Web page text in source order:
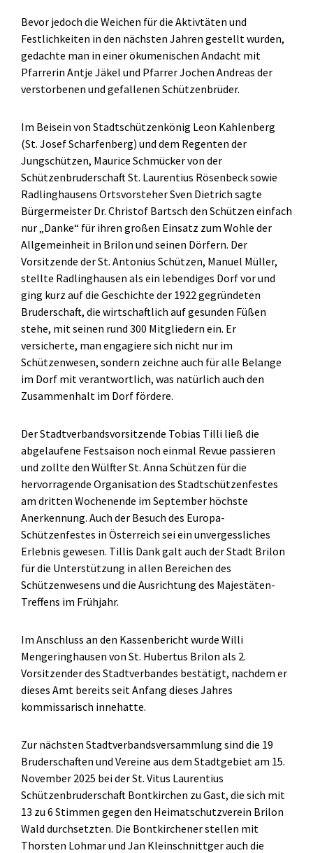
Bevor jedoch die Weichen für die Aktivtäten und
Festlichkeiten in den nächsten Jahren gestellt wurden,
gedachte man in einer ökumenischen Andacht mit
Pfarrerin Antje Jäkel und Pfarrer Jochen Andreas der
verstorbenen und gefallenen Schützenbrüder.
Im Beisein von Stadtschützenkönig Leon Kahlenberg
(St. Josef Scharfenberg) und dem Regenten der
Jungschützen, Maurice Schmücker von der
Schützenbruderschaft St. Laurentius Rösenbeck sowie
Radlinghausens Ortsvorsteher Sven Dietrich sagte
Bürgermeister Dr. Christof Bartsch den Schützen einfach
nur „Danke“ für ihren großen Einsatz zum Wohle der
Allgemeinheit in Brilon und seinen Dörfern. Der
Vorsitzende der St. Antonius Schützen, Manuel Müller,
stellte Radlinghausen als ein lebendiges Dorf vor und
ging kurz auf die Geschichte der 1922 gegründeten
Bruderschaft, die wirtschaftlich auf gesunden Füßen
stehe, mit seinen rund 300 Mitgliedern ein. Er
versicherte, man engagiere sich nicht nur im
Schützenwesen, sondern zeichne auch für alle Belange
im Dorf mit verantwortlich, was natürlich auch den
Zusammenhalt im Dorf fördere.
Der Stadtverbandsvorsitzende Tobias Tilli ließ die
abgelaufene Festsaison noch einmal Revue passieren
und zollte den Wülfter St. Anna Schützen für die
hervorragende Organisation des Stadtschützenfestes
am dritten Wochenende im September höchste
Anerkennung. Auch der Besuch des Europa-
Schützenfestes in Österreich sei ein unvergessliches
Erlebnis gewesen. Tillis Dank galt auch der Stadt Brilon
für die Unterstützung in allen Bereichen des
Schützenwesens und die Ausrichtung des Majestäten-
Treffens im Frühjahr.
Im Anschluss an den Kassenbericht wurde Willi
Mengeringhausen von St. Hubertus Brilon als 2.
Vorsitzender des Stadtverbandes bestätigt, nachdem er
dieses Amt bereits seit Anfang dieses Jahres
kommissarisch innehatte.
Zur nächsten Stadtverbandsversammlung sind die 19
Bruderschaften und Vereine aus dem Stadtgebiet am 15.
November 2025 bei der St. Vitus Laurentius
Schützenbruderschaft Bontkirchen zu Gast, die sich mit
13 zu 6 Stimmen gegen den Heimatschutzverein Brilon
Wald durchsetzten. Die Bontkirchener stellen mit
Thorsten Lohmar und Jan Kleinschnittger auch die